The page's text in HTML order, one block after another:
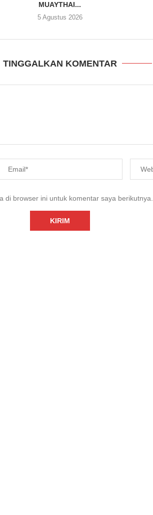
MUAYTHAI...
5 Agustus 2026
TINGGALKAN KOMENTAR
di browser ini untuk komentar saya berikutnya.